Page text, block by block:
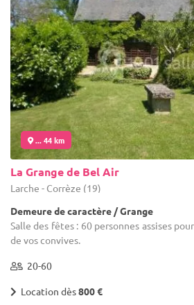
... 44 km
La Grange de Bel Air
Larche - Corrèze (19)
Demeure de caractère / Grange
Salle des fêtes : 60 personnes assises
de vos convives.
20-60
Location dès800 €